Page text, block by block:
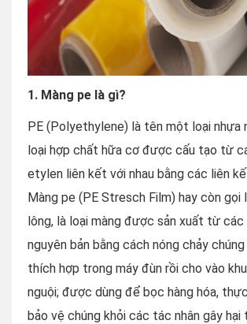
1. Màng pe là gì?
PE (Polyethylene) là tên một loại nhựa
loại hợp chất hữa cơ được cấu tạo từ
etylen liên kết với nhau bằng các liên
Màng pe (PE Stresch Film) hay còn gọi
lông, là loại màng được sản xuất từ các
nguyên bản bằng cách nóng chảy
thích hợp trong máy đùn rồi cho vào
nguội; được dùng để bọc hàng hóa,
bảo vệ chúng khỏi các tác nhân gây hại